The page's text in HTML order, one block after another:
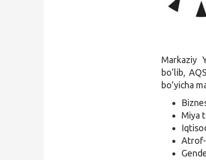
Markaziy
bo’lib,
bo’yicha
Miya
Atrof-